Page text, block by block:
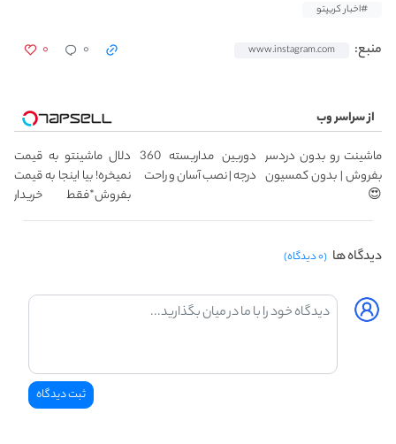
#اخبار کریپتو
منبع: www.instagram.com ۰ ۰
از سراسر وب
ماشینت رو بدون دردسر
بفروش | بدون کمسیون
😍
دوربین مداربسته 360
درجه | نصب آسان و راحت
دلال ماشینتو به قیمت
نمیخره! بیا اینجا به قیمت
بفروش*فقط خریدار
واقعی*
دیدگاه ها (۰ دیدگاه)